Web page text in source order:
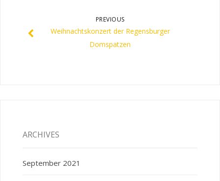
PREVIOUS
Weihnachtskonzert der Regensburger
Domspatzen
ARCHIVES
September 2021